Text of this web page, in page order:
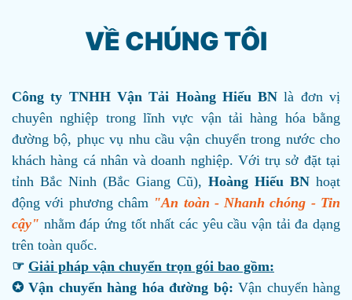
VỀ CHÚNG TÔI
Công ty TNHH Vận Tải Hoàng Hiếu BN là đơn vị
chuyên nghiệp trong lĩnh vực vận tải hàng hóa bằng
đường bộ, phục vụ nhu cầu vận chuyển trong nước cho
khách hàng cá nhân và doanh nghiệp. Với trụ sở đặt tại
tỉnh Bắc Ninh (Bắc Giang Cũ), Hoàng Hiếu BN hoạt
động với phương châm "An toàn - Nhanh chóng - Tin
cậy" nhằm đáp ứng tốt nhất các yêu cầu vận tải đa dạng
trên toàn quốc.
☞ Giải pháp vận chuyển trọn gói bao gồm:
✪ Vận chuyển hàng hóa đường bộ: Vận chuyển hàng